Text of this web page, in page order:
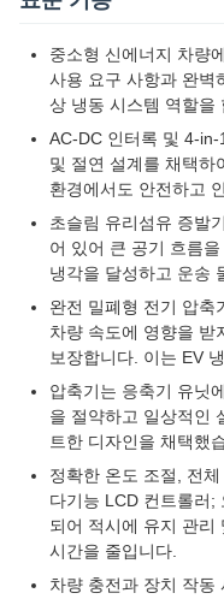
중소형 신에너지 차량
사용 요구 사항과 완벽
상 냉동 시스템 역할을
AC-DC 인터록 및 4-
및 절연 설계를 채택하
환경에서도 안전하고
초슬림 유리섬유 증발
어 있어 큰 공기 흐름
냉각을 달성하고 운송
완전 밀폐형 전기 압축
차량 속도에 영향을 받
보장합니다. 이는 EV
압축기는 응축기 유닛
을 절약하고 일상적인
트한 디자인을 채택했
정확한 온도 조절, 전
다기능 LCD 컨트롤러;
되어 적시에 유지 관리
시간을 줄입니다.
차량 충전과 장치 작동